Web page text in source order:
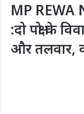
MP REWA
:दो पक्षो के
और तलवार,